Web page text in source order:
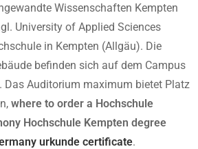
Wissenschaften Kempten
University of Applied Sciences
in Kempten (Allgäu). Die
befinden sich auf dem Campus
Das Auditorium maximum bietet Platz
where to order a Hochschule
Hochschule Kempten degree
urkunde certificate.